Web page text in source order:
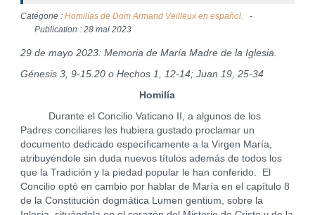
Catégorie : Homilías de Dom Armand Veilleux en español.
Publication : 28 mai 2023
29 de mayo 2023: Memoria de María Madre de la Iglesia.
Génesis 3, 9-15.20 o Hechos 1, 12-14; Juan 19, 25-34
Homilía
Durante el Concilio Vaticano II, a algunos de los
Padres conciliares les hubiera gustado proclamar un
documento dedicado específicamente a la Virgen María,
atribuyéndole sin duda nuevos títulos además de todos los
que la Tradición y la piedad popular le han conferido. El
Concilio optó en cambio por hablar de María en el capítulo 8
de la Constitución dogmática Lumen gentium, sobre la